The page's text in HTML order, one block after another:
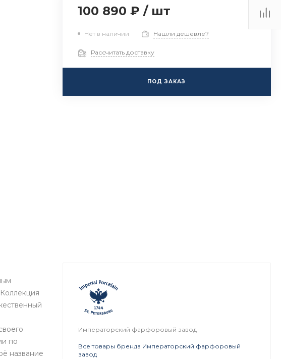
100 890 ₽ / шт
Нет в наличии Нашли дешевле?
Рассчитать доставку
ПОД ЗАКАЗ
по
название
Императорский фарфоровый завод
Все товары бренда Императорский фарфоровый
завод